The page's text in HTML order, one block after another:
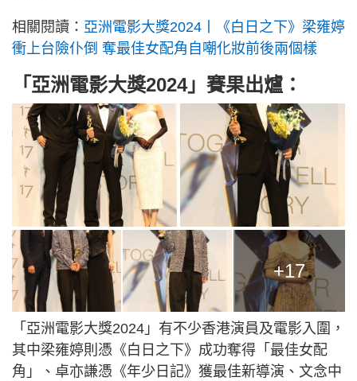
相關閱讀： 亞洲電影大獎2024丨《白日之下》梁雍婷
衝上台險仆倒 奪最佳女配角自嘲化妝前後兩個樣
「亞洲電影大獎2024」賽果出爐：
+17
「亞洲電影大獎2024」有不少香港演員及電影入圍，
其中梁雍婷則憑《白日之下》成功奪得「最佳女配
角」、卓亦謙憑《年少日記》獲最佳新導演、文念中